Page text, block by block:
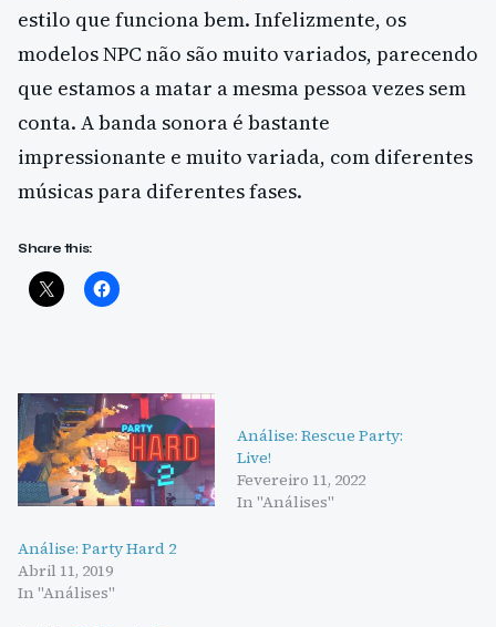
estilo que funciona bem. Infelizmente, os
modelos NPC não são muito variados, parecendo
que estamos a matar a mesma pessoa vezes sem
conta. A banda sonora é bastante
impressionante e muito variada, com diferentes
músicas para diferentes fases.
Share this:
Análise: Party Hard 2
Abril 11, 2019
In "Análises"
Análise: Rescue Party:
Live!
Fevereiro 11, 2022
In "Análises"